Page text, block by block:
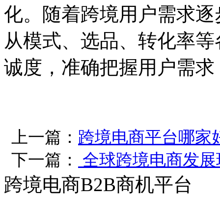
化。随着跨境用户需求
从模式、选品、转化率
诚度，准确把握用户需
上一篇： 跨境电商平台哪家
下一篇：
全球跨境电商发
跨境电商B2B商机平台